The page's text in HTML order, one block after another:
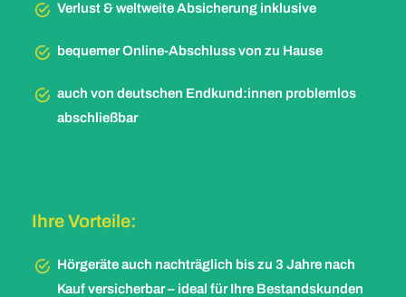
Verlust & weltweite Absicherung inklusive
bequemer Online-Abschluss von zu Hause
auch von deutschen Endkund:innen problemlos
abschließbar
Ihre Vorteile:
Hörgeräte auch nachträglich bis zu 3 Jahre nach
Kauf versicherbar – ideal für Ihre Bestandskunden